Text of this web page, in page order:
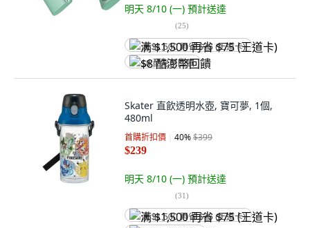
明天 8/10 (一) 預計送達
(25)
满 $1,500 再省 $75 (王道卡)
$8 酷澎幣回饋
Skater 直飲透明水壺, 寶可夢, 1個,
480ml
首購折扣價 40%$399
$239
明天 8/10 (一) 預計送達
(31)
满 $1,500 再省 $75 (王道卡)